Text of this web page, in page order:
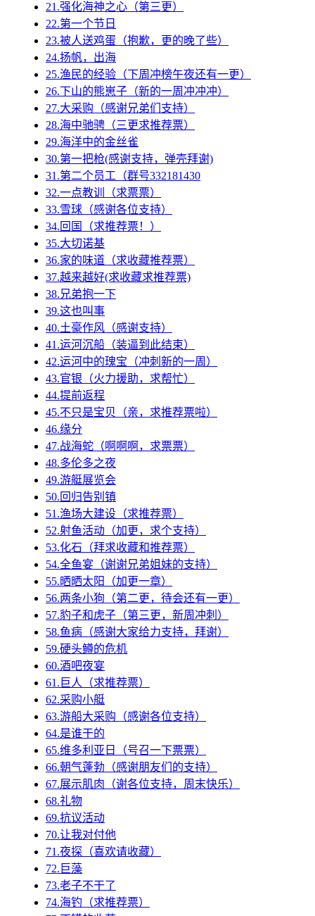
21.强化海神之心（第三更）
22.第一个节日
23.被人送鸡蛋（抱歉，更的晚了些）
24.扬帆，出海
25.渔民的经验（下周冲榜午夜还有一更）
26.下山的熊崽子（新的一周冲冲冲）
27.大采购（感谢兄弟们支持）
28.海中驰骋（三更求推荐票）
29.海洋中的金丝雀
30.第一把枪(感谢支持，弹壳拜谢)
31.第二个员工（群号332181430
32.一点教训（求票票）
33.雪球（感谢各位支持）
34.回国（求推荐票！）
35.大切诺基
36.家的味道（求收藏推荐票）
37.越来越好(求收藏求推荐票)
38.兄弟抱一下
39.这也叫事
40.土豪作风（感谢支持）
41.运河沉船（装逼到此结束）
42.运河中的瑰宝（冲刺新的一周）
43.官银（火力援助，求帮忙）
44.提前返程
45.不只是宝贝（亲，求推荐票啦）
46.缘分
47.战海蛇（啊啊啊，求票票）
48.多伦多之夜
49.游艇展览会
50.回归告别镇
51.渔场大建设（求推荐票）
52.射鱼活动（加更，求个支持）
53.化石（拜求收藏和推荐票）
54.全鱼宴（谢谢兄弟姐妹的支持）
55.晒晒太阳（加更一章）
56.两条小狗（第二更，待会还有一更）
57.豹子和虎子（第三更，新周冲刺）
58.鱼病（感谢大家给力支持，拜谢）
59.硬头鳟的危机
60.酒吧夜宴
61.巨人（求推荐票）
62.采购小艇
63.游船大采购（感谢各位支持）
64.是谁干的
65.维多利亚日（号召一下票票）
66.朝气蓬勃（感谢朋友们的支持）
67.展示肌肉（谢各位支持，周末快乐）
68.礼物
69.抗议活动
70.让我对付他
71.夜探（喜欢请收藏）
72.巨藻
73.老子不干了
74.海钓（求推荐票）